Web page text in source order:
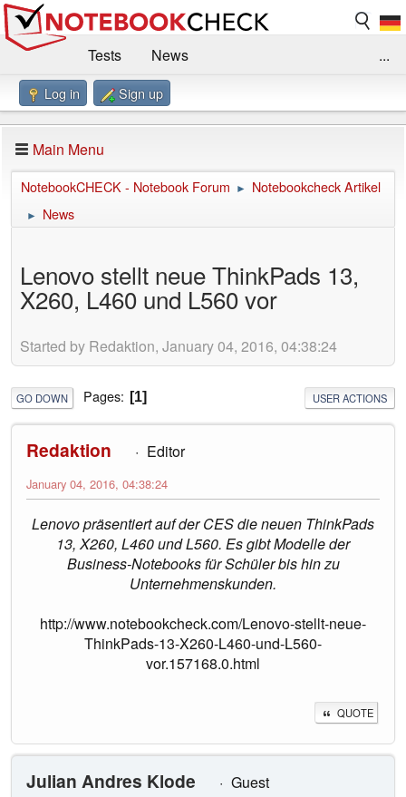
Tests
News
Benchmarks / Technik
Forum
Impressum
...
Log in Sign up
Main Menu
NotebookCHECK - Notebook Forum ► Notebookcheck Artikel
► News
Lenovo stellt neue ThinkPads 13,
X260, L460 und L560 vor
Started by Redaktion, January 04, 2016, 04:38:24
GO DOWN Pages 1 USER ACTIONS
Redaktion Editor
January 04, 2016, 04:38:24
Lenovo präsentiert auf der CES die neuen ThinkPads
13, X260, L460 und L560. Es gibt Modelle der
Business-Notebooks für Schüler bis hin zu
Unternehmenskunden.
http://www.notebookcheck.com/Lenovo-stellt-neue-
ThinkPads-13-X260-L460-und-L560-
vor.157168.0.html
QUOTE
Julian Andres Klode
Guest